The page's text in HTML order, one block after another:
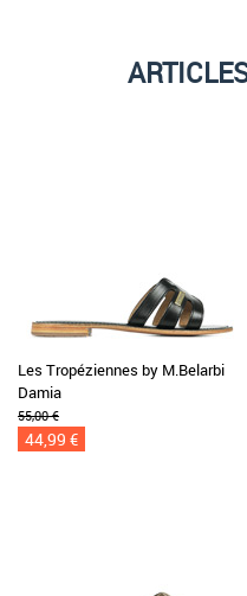
Les Tropéziennes by M.Belarbi
Damia
55,00 €
44,99 €